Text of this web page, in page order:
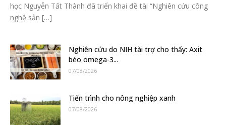
học Nguyễn Tất Thành đã triển khai đề tài “Nghiên cứu công
nghệ sản […]
Nghiên cứu do NIH tài trợ cho thấy: Axit
béo omega-3...
07/08/2026
Tiến trình cho nông nghiệp xanh
07/08/2026